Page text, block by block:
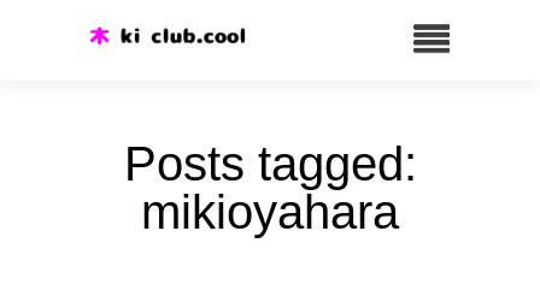
Posts tagged:
mikioyahara